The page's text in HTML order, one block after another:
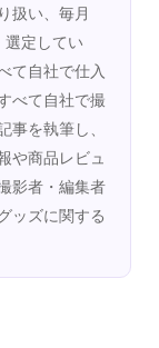
扱い、毎月
定してい
て自社で仕入
べて自社で撮
を執筆し、
や商品レビュ
影者・編集者
ッズに関する